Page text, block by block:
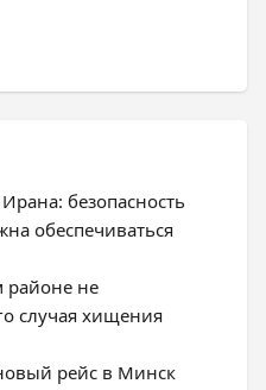
безопасность
обеспечиваться
районе не
случая хищения
рейс в Минск